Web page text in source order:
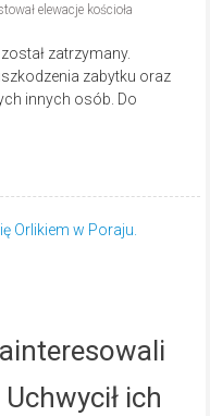
elewacje kościoła
zatrzymany.
zabytku oraz
innych osób. Do
ich